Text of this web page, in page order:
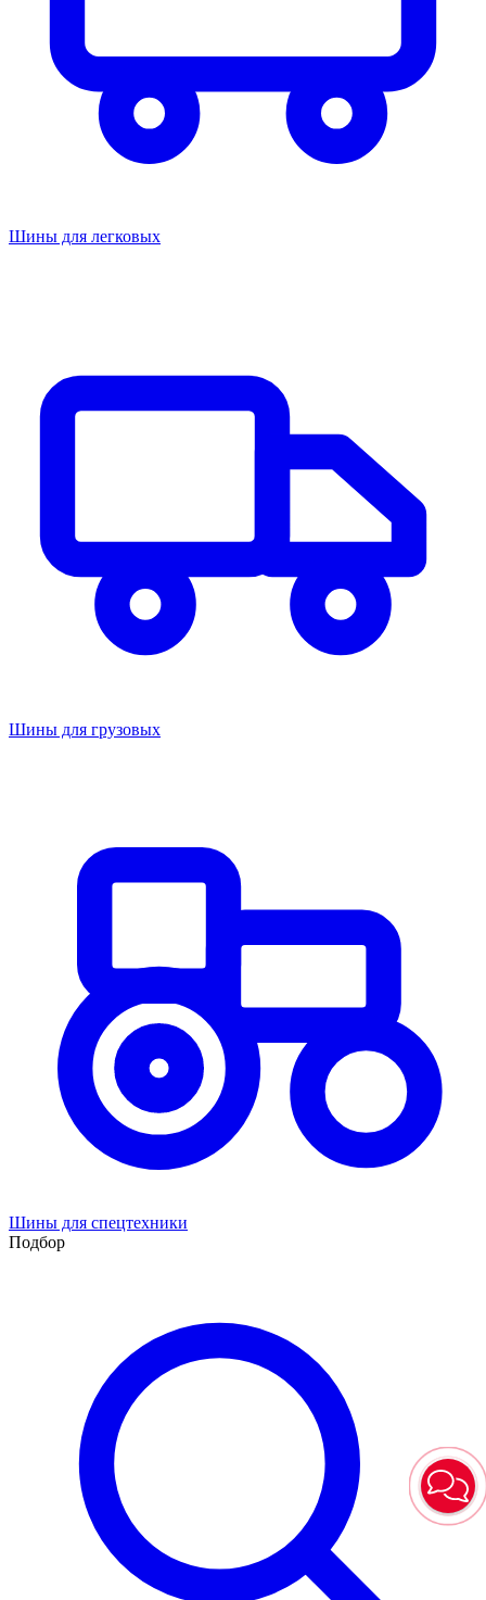
Шины для легковых
Шины для грузовых
Шины для спецтехники
Подбор